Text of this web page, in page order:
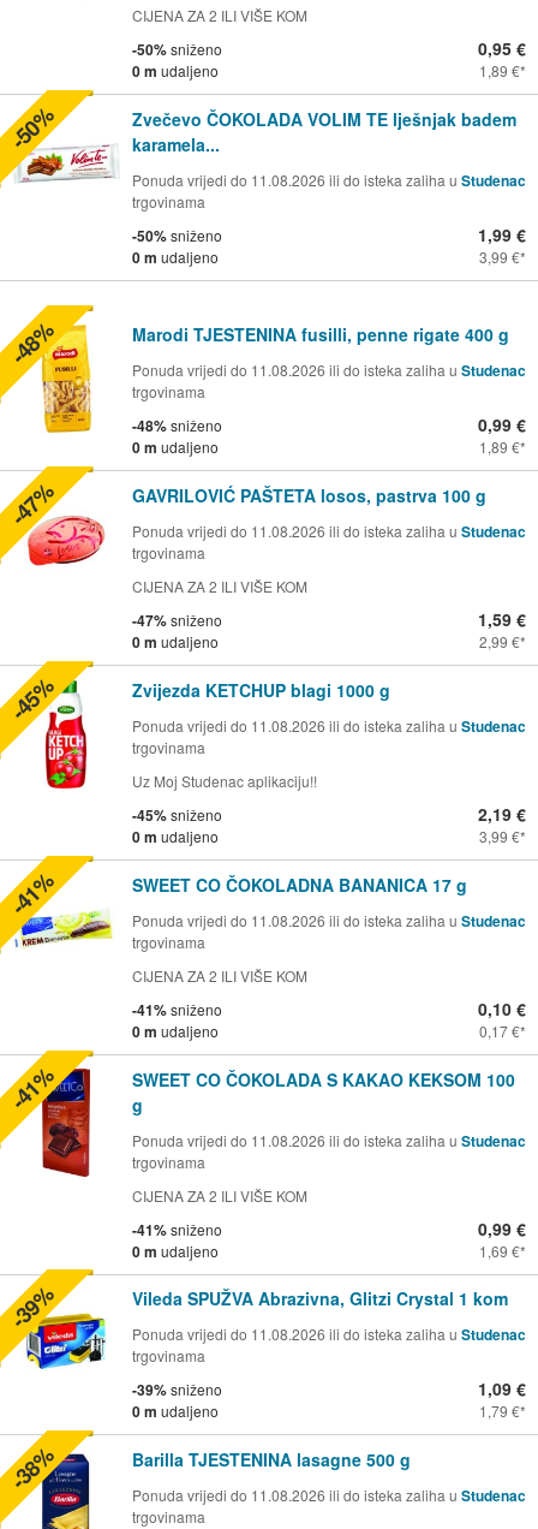
CIJENA ZA 2 ILI VIŠE KOM
-50%sniženo
0 m udaljeno
0,95 €
1,89 €
Zvečevo ČOKOLADA VOLIM TE lješnjak badem
karamela...
Ponuda vrijedi do 11.08.2026 ili do isteka zaliha u Studenac
trgovinama
-50%sniženo
0 m udaljeno
1,99 €
3,99 €
-50%
Marodi TJESTENINA fusilli, penne rigate 400 g
Ponuda vrijedi do 11.08.2026 ili do isteka zaliha u Studenac
trgovinama
-48%sniženo
0 m udaljeno
0,99 €
1,89 €
-48%
GAVRILOVIĆ PAŠTETA losos, pastrva 100 g
Ponuda vrijedi do 11.08.2026 ili do isteka zaliha u Studenac
trgovinama
CIJENA ZA 2 ILI VIŠE KOM
-47%sniženo
0 m udaljeno
1,59 €
2,99 €
-47%
Zvijezda KETCHUP blagi 1000 g
Ponuda vrijedi do 11.08.2026 ili do isteka zaliha u Studenac
trgovinama
Uz Moj Studenac aplikaciju!!
-45%sniženo
0 m udaljeno
2,19 €
3,99 €
-45%
SWEET CO ČOKOLADNA BANANICA 17 g
Ponuda vrijedi do 11.08.2026 ili do isteka zaliha u Studenac
trgovinama
CIJENA ZA 2 ILI VIŠE KOM
-41%sniženo
0 m udaljeno
0,10 €
0,17 €
-41%
SWEET CO ČOKOLADA S KAKAO KEKSOM 100
g
Ponuda vrijedi do 11.08.2026 ili do isteka zaliha u Studenac
trgovinama
CIJENA ZA 2 ILI VIŠE KOM
-41%sniženo
0 m udaljeno
0,99 €
1,69 €
-41%
Vileda SPUŽVA Abrazivna, Glitzi Crystal 1 kom
Ponuda vrijedi do 11.08.2026 ili do isteka zaliha u Studenac
trgovinama
-39%sniženo
0 m udaljeno
1,09 €
1,79 €
-39%
Barilla TJESTENINA lasagne 500 g
Ponuda vrijedi do 11.08.2026 ili do isteka zaliha u Studenac
trgovinama
-38%